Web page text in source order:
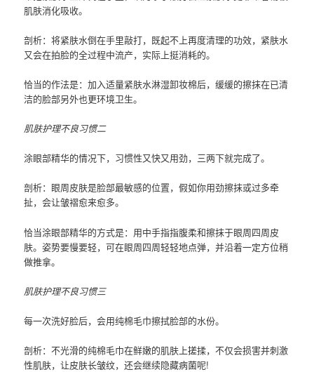
肌肤消化吸收。
剖析：将紧肤水倒在手里敲打，既起不上再度清理的功效，紧肤水
又会在拍脸的全过程中流产，实际上挺消耗的。
恰当的作法是：加入适量紧肤水淋湿卸妆棉后，缓缓的擦抹在已清
洁的脸部另外也更环境卫生。
肌肤护理不良习惯二
涂眼部精华的情况下，习惯性又快又用劲，三两下就完成了。
剖析：眼周皮肤是脸部最敏感的位置，假如你用劲擦抹或过多牵
扯，会让皱褶愈来愈多。
恰当涂眼部精华的方式是：用中手指指腹柔和擦抹于眼周四周皮
肤。姿势要慢要轻，可在眼周四周轻轻地点弹，并沿着一定方位稍
做推拿。
肌肤护理不良习惯三
每一次洗好脸后，会用纯棉毛巾擦拭脸部的水份。
剖析：不光滑的纯棉毛巾在鲜嫩的肌肤上搓揉，不仅会损害并刺激
性肌肤，让皮肤长皱纹，还会继续隐藏病菌呢!